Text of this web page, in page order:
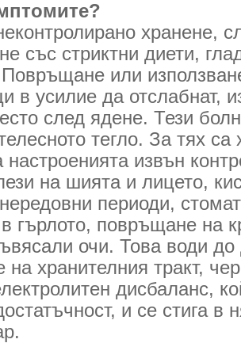
хранене,
със стриктни диети,
или
в усилие да отслабнат,
след ядене. Тези
тегло. За тях са
настроенията извън
на шията и лицето,
периоди,
гърлото, повръщане на
очи. Това води до
на хранителния тракт,
дисбаланс,
и се стига в